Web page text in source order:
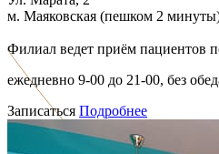
м. Маяковская (пешком 2
Филиал ведет приём пациентов
ежедневно 9-00 до 21-00, без
Записаться Подробнее